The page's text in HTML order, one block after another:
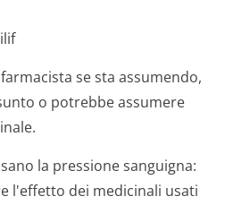
se sta assumendo,
o potrebbe assumere
la pressione sanguigna:
l'effetto dei medicinali usati